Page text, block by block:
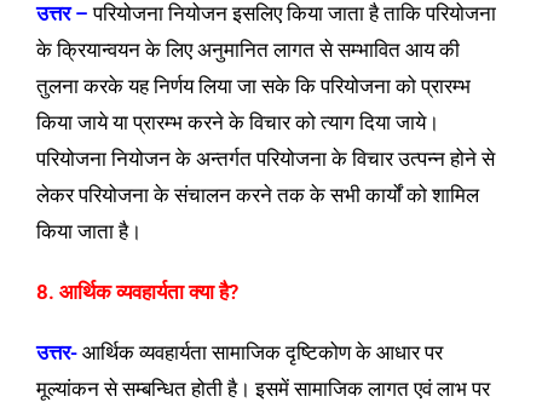
उत्तर – परियोजना नियोजन इसलिए किया जाता है ताकि परियोजना
के क्रियान्वयन के लिए अनुमानित लागत से सम्भावित आय की
तुलना करके यह निर्णय लिया जा सके कि परियोजना को प्रारम्भ
किया जाये या प्रारम्भ करने के विचार को त्याग दिया जाये।
परियोजना नियोजन के अन्तर्गत परियोजना के विचार उत्पन्न होने से
लेकर परियोजना के संचालन करने तक के सभी कार्यों को शामिल
किया जाता है।
8. आर्थिक व्यवहार्यता क्या है?
उत्तर- आर्थिक व्यवहार्यता सामाजिक दृष्टिकोण के आधार पर
मूल्यांकन से सम्बन्धित होती है। इसमें सामाजिक लागत एवं लाभ पर